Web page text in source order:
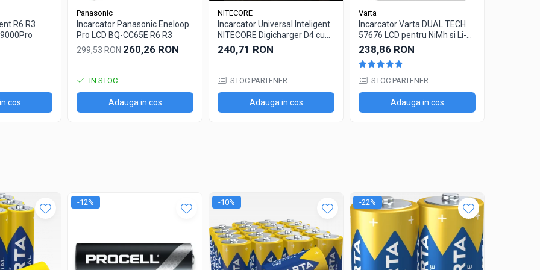
R6 R3
cos
Panasonic
Incarcator Panasonic Eneloop
Pro LCD BQ-CC65E R6 R3
299,53 RON260,26 RON
IN STOC
Adauga in cos
NITECORE
Incarcator Universal Inteligent
NITECORE Digicharger D4 cu
adaptor auto
240,71 RON
STOC PARTENER
Adauga in cos
Varta
Incarcator Varta DUAL TECH
57676 LCD pentru NiMh si Li-
Ion
238,86 RON
STOC PARTENER
Adauga in cos
-12% -10% -22%